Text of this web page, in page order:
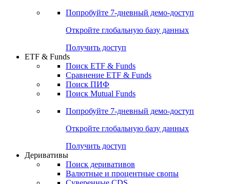
Попробуйте 7-дневный демо-доступ
Откройте глобальную базу данных
Получить доступ
ETF & Funds
Поиск ETF & Funds
Сравнение ETF & Funds
Поиск ПИФ
Поиск Mutual Funds
Попробуйте 7-дневный демо-доступ
Откройте глобальную базу данных
Получить доступ
Деривативы
Поиск деривативов
Валютные и процентные свопы